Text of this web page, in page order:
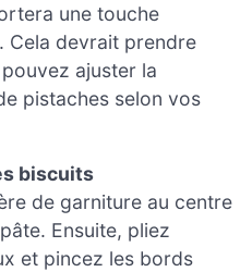
une touche
Cela devrait prendre
ajuster la
pistaches selon vos
biscuits
de garniture au centre
Ensuite, pliez
et pincez les bords